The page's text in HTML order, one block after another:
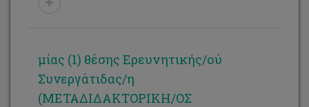
μίας (1) θέσης Ερευνητικής/ού
Συνεργάτιδας/η
(ΜΕΤΑΔΙΔΑΚΤΟΡΙΚΗ/ΟΣ